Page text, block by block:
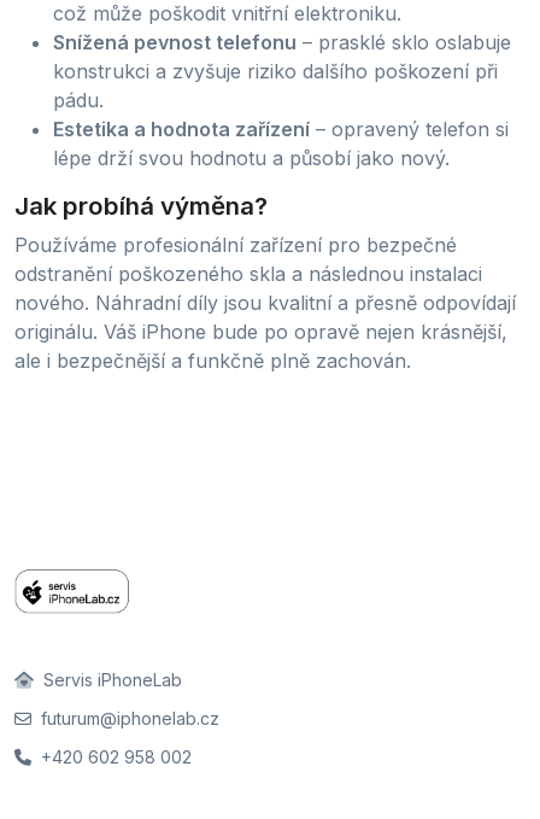
což může poškodit vnitřní elektroniku.
Snížená pevnost telefonu – prasklé sklo oslabuje
konstrukci a zvyšuje riziko dalšího poškození při
pádu.
Estetika a hodnota zařízení – opravený telefon si
lépe drží svou hodnotu a působí jako nový.
Jak probíhá výměna?
Používáme profesionální zařízení pro bezpečné
odstranění poškozeného skla a následnou instalaci
nového. Náhradní díly jsou kvalitní a přesně odpovídají
originálu. Váš iPhone bude po opravě nejen krásnější,
ale i bezpečnější a funkčně plně zachován.
Servis iPhoneLab
futurum@iphonelab.cz
+420 602 958 002